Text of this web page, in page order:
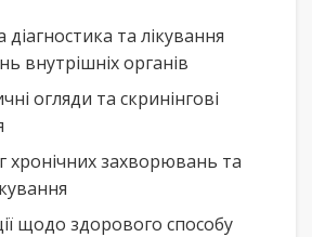
та лікування
внутрішніх органів
огляди та скринінгові
хронічних захворювань та
щодо здорового способу